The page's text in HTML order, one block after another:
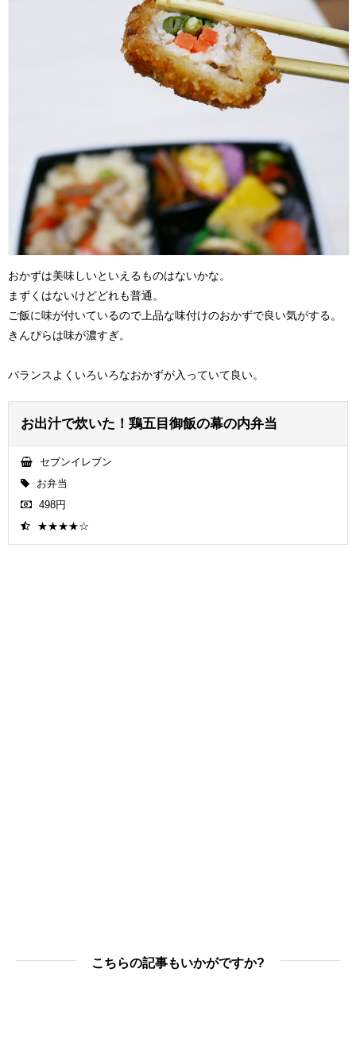
おかずは美味しいといえるものはないかな。
まずくはないけどどれも普通。
ご飯に味が付いているので上品な味付けのおかずで良い気がする。
きんぴらは味が濃すぎ。
バランスよくいろいろなおかずが入っていて良い。
お出汁で炊いた！鶏五目御飯の幕の内弁当
セブンイレブン
お弁当
498円
★★★★☆
こちらの記事もいかがですか?